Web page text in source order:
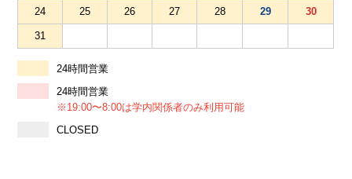
24 25 26 27 28 29 30
31
24時間営業
24時間営業
※19:00〜8:00は学内関係者のみ利用可能
CLOSED